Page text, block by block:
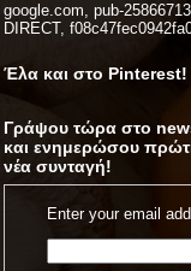
google.com, pub-
DIRECT,
Έλα και στο Pinterest!
Γράψου τώρα στο
και ενημερώσου
νέα συνταγή!
Enter your email